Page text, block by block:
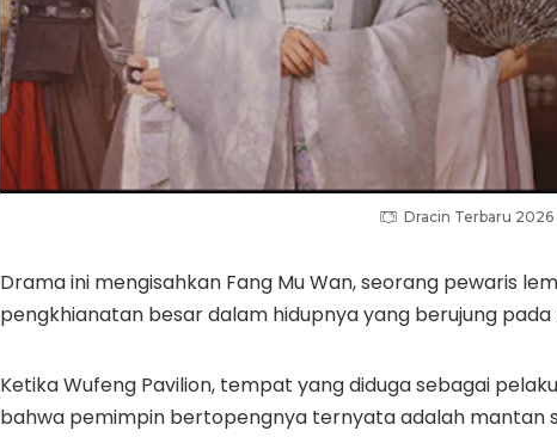
Dracin Terbaru 2026
Drama ini mengisahkan Fang Mu Wan, seorang pewaris
pengkhianatan besar dalam hidupnya yang berujung
Ketika Wufeng Pavilion, tempat yang diduga sebagai
bahwa pemimpin bertopengnya ternyata adalah mantan